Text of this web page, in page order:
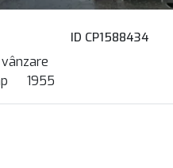
ID CP1588434
1955